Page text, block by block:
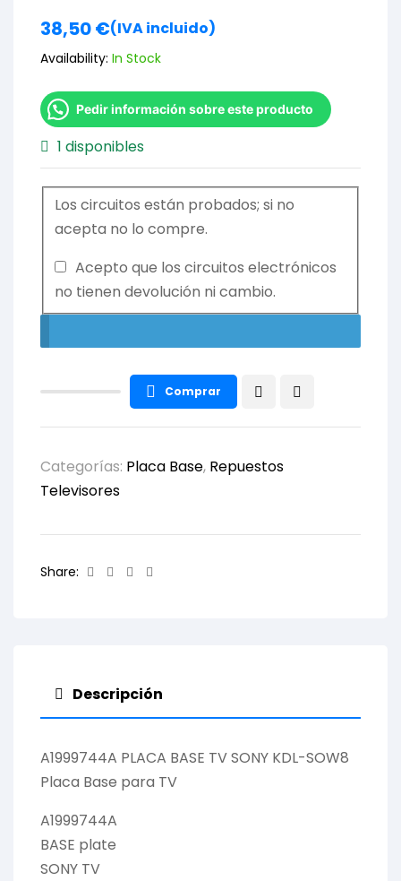
38,50€(IVA incluido)
Availability: In Stock
Pedir información sobre este producto
1 disponibles
Los circuitos están probados; si no
acepta no lo compre.
Acepto que los circuitos electrónicos
no tienen devolución ni cambio.
Comprar
Categorías: Placa Base, Repuestos
Televisores
Share: Facebook
TwitterLinkedin
Descripción
A1999744A PLACA BASE TV SONY KDL-SOW8
Placa Base para TV
A1999744A
BASE plate
SONY TV